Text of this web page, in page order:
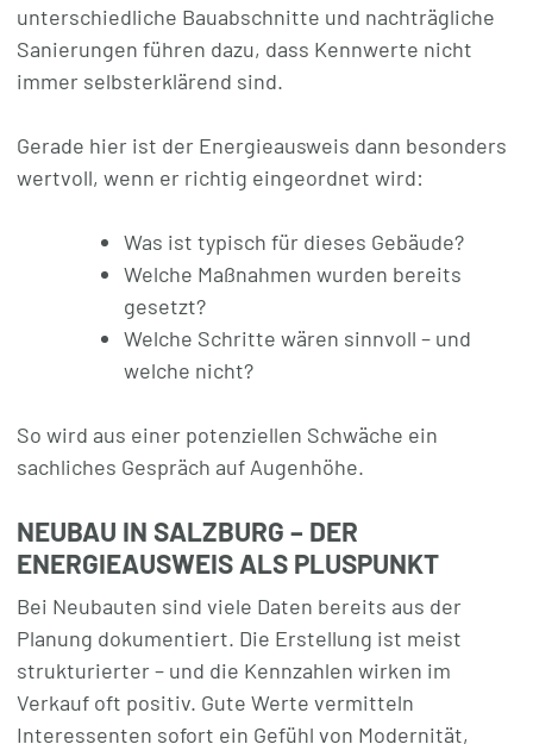
unterschiedliche Bauabschnitte und nachträgliche
Sanierungen führen dazu, dass Kennwerte nicht
immer selbsterklärend sind.
Gerade hier ist der Energieausweis dann besonders
wertvoll, wenn er richtig eingeordnet wird:
Was ist typisch für dieses Gebäude?
Welche Maßnahmen wurden bereits
gesetzt?
Welche Schritte wären sinnvoll – und
welche nicht?
So wird aus einer potenziellen Schwäche ein
sachliches Gespräch auf Augenhöhe.
NEUBAU IN SALZBURG – DER
ENERGIEAUSWEIS ALS PLUSPUNKT
Bei Neubauten sind viele Daten bereits aus der
Planung dokumentiert. Die Erstellung ist meist
strukturierter – und die Kennzahlen wirken im
Verkauf oft positiv. Gute Werte vermitteln
Interessenten sofort ein Gefühl von Modernität,